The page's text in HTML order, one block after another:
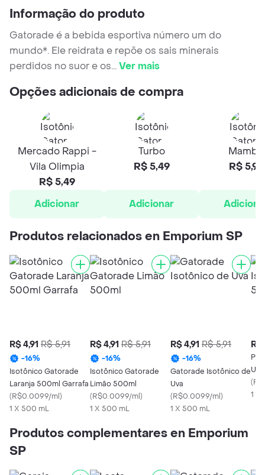
Informação do produto
Gatorade é a bebida esportiva número um do
mundo*. Ele reidrata e repõe os sais minerais
perdidos no suor e os...Ver mais
Opções adicionais de compra
Mercado Rappi -
Vila Olimpia
R$ 5,49
Adicionar
Turbo
R$ 5,49
Adicionar
Mambo
R$ 5,99
Produtos relacionados en Emporium SP
R$ 4,91 R$ 5,91
-16%
Isotônico Gatorade
Laranja 500ml Garrafa
(R$0.0099/ml)
1 X 500 mL
R$ 4,91 R$ 5,91
-16%
Isotônico Gatorade
Limão 500ml
(R$0.0099/ml)
1 X 500 mL
R$ 4,91 R$ 5,91
-16%
Gatorade Isotônico de
Uva
(R$0.0099/ml)
1 X 500 mL
R$
(
1 X
Produtos complementares en Emporium
SP